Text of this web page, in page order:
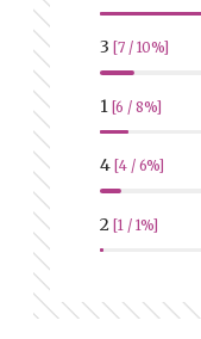
3 [7 / 10%]
1 [6 / 8%]
4 [4 / 6%]
2 [1 / 1%]